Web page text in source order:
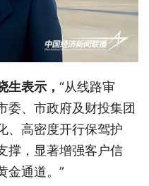
生表示， “从线路审
委、市政府及财投集团
、高密度开行保驾护
撑，显著增强客户信
金通道。”